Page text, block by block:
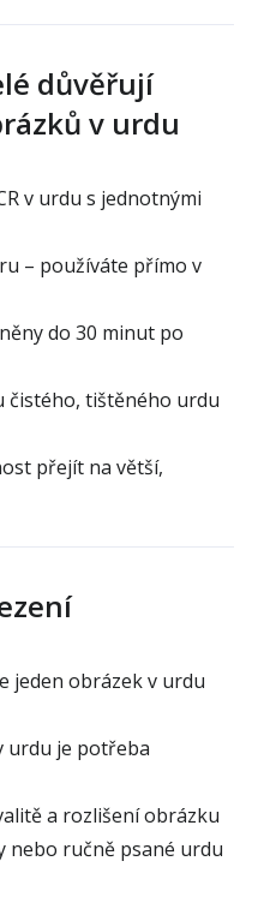
důvěřují
v urdu
v urdu s jednotnými
– používáte přímo v
do 30 minut po
čistého, tištěného urdu
přejít na větší,
jeden obrázek v urdu
urdu je potřeba
a rozlišení obrázku
nebo ručně psané urdu